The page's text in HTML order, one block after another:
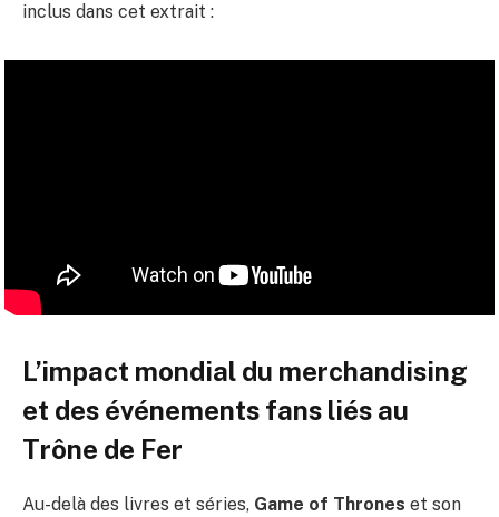
inclus dans cet extrait :
L’impact mondial du merchandising
et des événements fans liés au
Trône de Fer
Au-delà des livres et séries, Game of Thrones et son